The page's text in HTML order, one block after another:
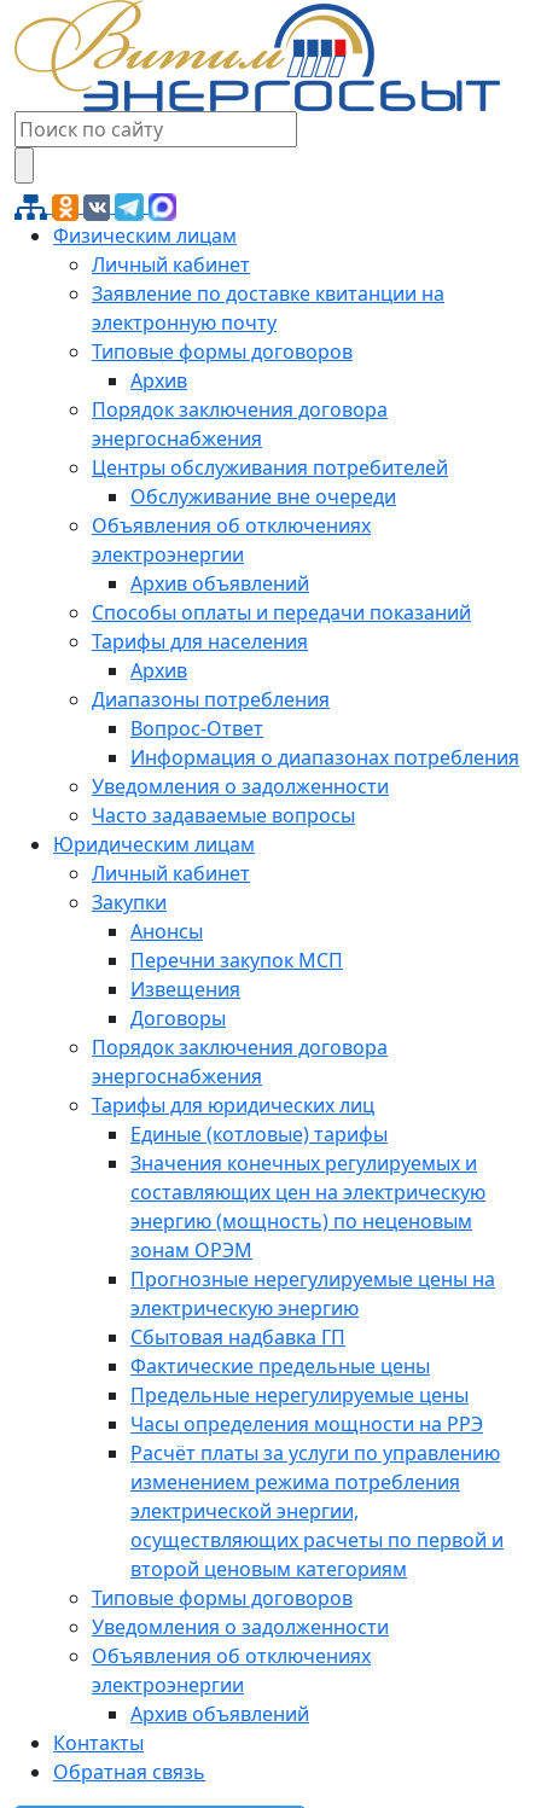
Физическим лицам
Личный кабинет
Заявление по доставке квитанции на
электронную почту
Типовые формы договоров
Архив
Порядок заключения договора
энергоснабжения
Центры обслуживания потребителей
Обслуживание вне очереди
Объявления об отключениях
электроэнергии
Архив объявлений
Способы оплаты и передачи показаний
Тарифы для населения
Архив
Диапазоны потребления
Вопрос-Ответ
Информация о диапазонах потребления
Уведомления о задолженности
Часто задаваемые вопросы
Юридическим лицам
Личный кабинет
Закупки
Анонсы
Перечни закупок МСП
Извещения
Договоры
Порядок заключения договора
энергоснабжения
Тарифы для юридических лиц
Единые (котловые) тарифы
Значения конечных регулируемых и
составляющих цен на электрическую
энергию (мощность) по неценовым
зонам ОРЭМ
Прогнозные нерегулируемые цены на
электрическую энергию
Сбытовая надбавка ГП
Фактические предельные цены
Предельные нерегулируемые цены
Часы определения мощности на РРЭ
Расчёт платы за услуги по управлению
изменением режима потребления
электрической энергии,
осуществляющих расчеты по первой и
второй ценовым категориям
Типовые формы договоров
Уведомления о задолженности
Объявления об отключениях
электроэнергии
Архив объявлений
Контакты
Обратная связь